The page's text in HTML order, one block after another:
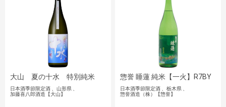
大山 夏の十水 特別純米
日本酒季節限定酒
山形県
加藤喜八郎酒造【大山】
惣誉 睡蓮 純米【一火】R7BY
日本酒季節限定酒
栃木県
惣誉酒造（株）【惣誉】